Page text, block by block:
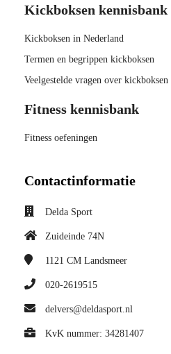
Kickboksen kennisbank
Kickboksen in Nederland
Termen en begrippen kickboksen
Veelgestelde vragen over kickboksen
Fitness kennisbank
Fitness oefeningen
Contactinformatie
Delda Sport
Zuideinde 74N
1121 CM Landsmeer
020-2619515
delvers@deldasport.nl
KvK nummer: 34281407